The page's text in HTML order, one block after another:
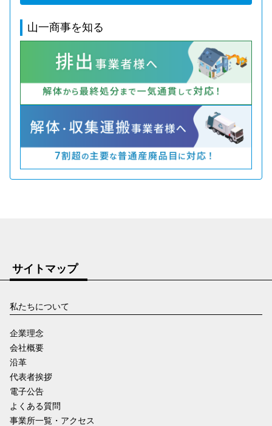
山一商事を知る
サイトマップ
私たちについて
企業理念
会社概要
沿革
代表者挨拶
電子公告
よくある質問
事業所一覧・アクセス